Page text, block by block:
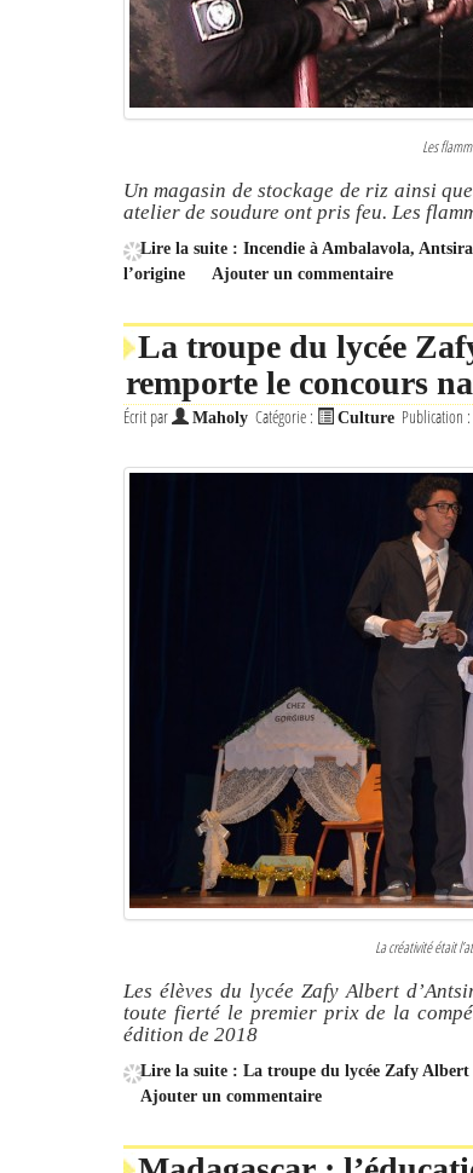
Les
Un magasin de stockage de riz ainsi
atelier de soudure ont pris feu. Les
Lire la suite : Incendie à Ambalavola,
l’origine
Ajouter un commentaire
La troupe du lycée
remporte le concours
Écrit par Maholy Catégorie : Culture Publication :
La créativité était
Les élèves du lycée Zafy Albert
toute fierté le premier prix de la
édition de 2018
Lire la suite : La troupe du lycée Zafy
Ajouter un commentaire